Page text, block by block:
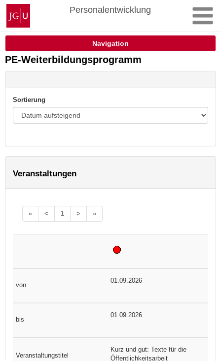
Zum
Inhalt
springen
Johannes
Gutenberg-
Universität
Personalentwicklung
Navigation
PE-Weiterbildungsprogramm
Sortierung
Veranstaltungen
« < 1 > »
01.09.2026
01.09.2026
Kurz und gut: Texte für die
Öffentlichkeitsarbeit